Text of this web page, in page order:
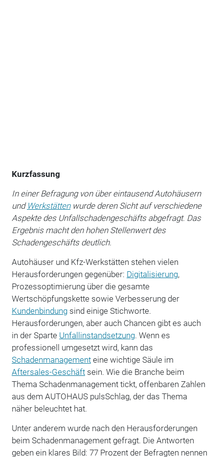
Kurzfassung
In einer Befragung von über eintausend Autohäusern
und Werkstättenwurde deren Sicht auf verschiedene
Aspekte des Unfallschadengeschäfts abgefragt. Das
Ergebnis macht den hohen Stellenwert des
Schadengeschäfts deutlich.
Autohäuser und Kfz-Werkstätten stehen vielen
Herausforderungen gegenüber: Digitalisierung,
Prozessoptimierung über die gesamte
Wertschöpfungskette sowie Verbesserung der
Kundenbindungsind einige Stichworte.
Herausforderungen, aber auch Chancen gibt es auch
in der Sparte Unfallinstandsetzung. Wenn es
professionell umgesetzt wird, kann das
Schadenmanagementeine wichtige Säule im
Aftersales-Geschäftsein. Wie die Branche beim
Thema Schadenmanagement tickt, offenbaren Zahlen
aus dem AUTOHAUS pulsSchlag, der das Thema
näher beleuchtet hat.
Unter anderem wurde nach den He­rausforderungen
beim Schadenmanagement gefragt. Die Antworten
geben ein klares Bild: 77 Prozent der Befragten nennen